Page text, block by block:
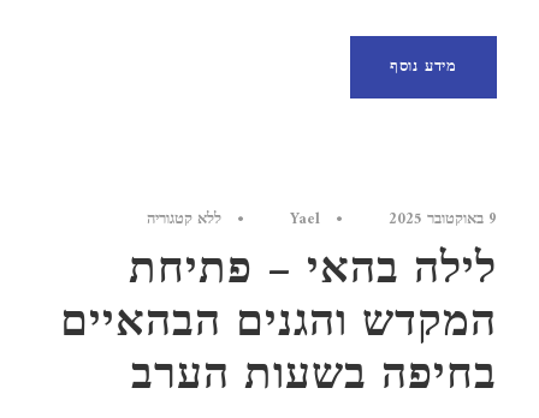
מידע נוסף
9 באוקטובר 2025 •
Yael
• ללא קטגוריה
לילה בהאי – פתיחת
המקדש והגנים הבהאיים
בחיפה בשעות הערב